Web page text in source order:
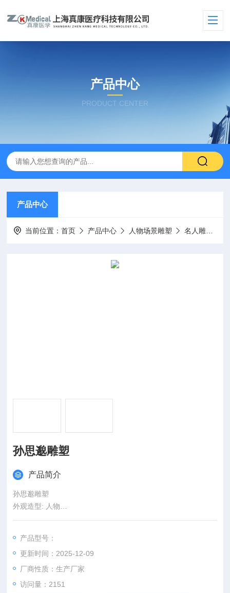
产品中心
PRODUCT CENTER
产品中心
当前位置：首页 产品中心 人物场景雕塑 名人雕塑
孙思邈雕塑
产品简介
孙思邈雕塑
外观造型: 人物
头像尺寸：80公分
工艺: 纯手工
颜色分类: 孙思邈雕像（2米现货） 张仲景雕像（2米现货） 李时
珍雕像（2米现货） 华佗雕像（2米现货） 扁鹊雕像（2米现货）
孙思邈（现货） 雕塑
产品型号：
更新时间：2025-12-09
厂商性质：生产厂家
访问量：2151